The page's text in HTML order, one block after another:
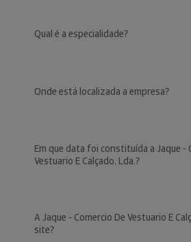
Qual é a especialidade?
Onde está localizada a empresa?
Em que data foi constituída a Jaque -
Vestuario E Calçado, Lda.?
A Jaque - Comercio De Vestuario E
site?